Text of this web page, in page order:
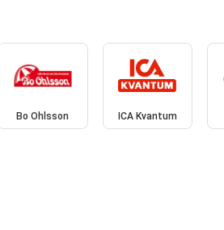
Bo Ohlsson ICA Kvantum